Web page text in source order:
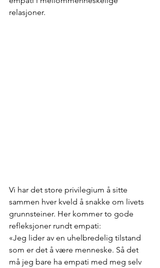
relasjoner.
Vi har det store privilegium å sitte
sammen hver kveld å snakke om livets
grunnsteiner. Her kommer to gode
refleksjoner rundt empati:
«Jeg lider av en uhelbredelig tilstand
som er det å være menneske. Så det
må jeg bare ha empati med meg selv